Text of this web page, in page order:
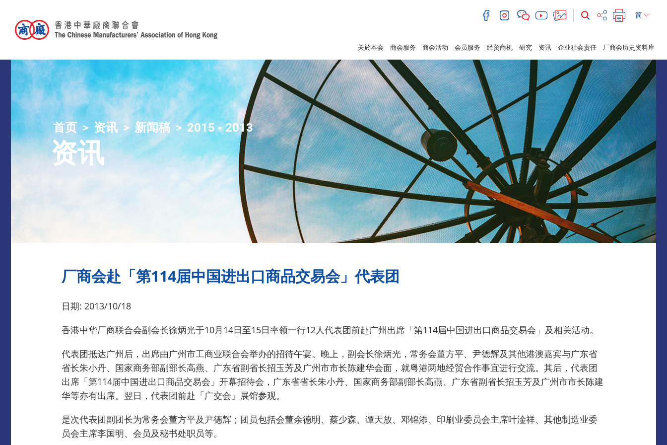
简
关於本会 商会服务 商会活动 会员服务 经贸商机 研究 资讯 企业社会责任 厂商会历史资料库
首页 资讯 新闻稿 2015 - 2013
资讯
厂商会赴「第114届中国进出口商品交易会」代表团
日期: 2013/10/18
香港中华厂商联合会副会长徐炳光于10月14日至15日率领一行12人代表团前赴广州出席「第114届中国进出口商品交易会」及相关活动。
代表团抵达广州后，出席由广州市工商业联合会举办的招待午宴。 晚上，副会长徐炳光，常务会董方平、尹德辉及其他港澳嘉宾与广东省
省长朱小丹、国家商务部副部长高燕、广东省副省长招玉芳及广州市市长陈建华会面，就粤港两地经贸合作事宜进行交流。 其后，代表团
出席「第114届中国进出口商品交易会」开幕招待会，广东省省长朱小丹、国家商务部副部长高燕、广东省副省长招玉芳及广州市市长陈建
华等亦有出席。 翌日，代表团前赴「广交会」展馆参观。
是次代表团副团长为常务会董方平及尹德辉；团员包括会董余德明、蔡少森、谭天放、邓锦添、印刷业委员会主席叶淦祥、其他制造业委
员会主席李国明、会员及秘书处职员等。